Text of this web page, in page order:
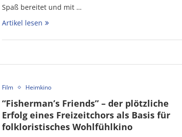
Spaß bereitet und mit …
Artikel lesen
Film Heimkino
“Fisherman’s Friends” – der plötzliche
Erfolg eines Freizeitchors als Basis für
folkloristisches Wohlfühlkino